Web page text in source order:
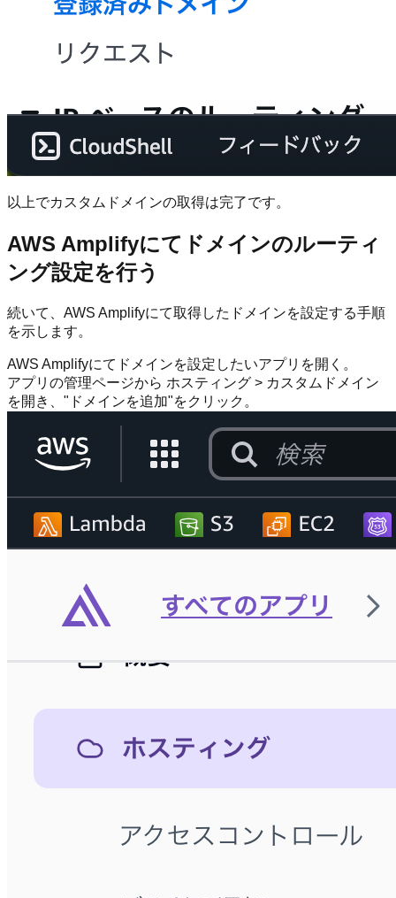
以上でカスタムドメインの取得は完了です。
AWS Amplifyにてドメインのルーティ
ング設定を行う
続いて、AWS Amplifyにて取得したドメインを設定する手順
を示します。
AWS Amplifyにてドメインを設定したいアプリを開く。
アプリの管理ページから ホスティング > カスタムドメイン
を開き、"ドメインを追加"をクリック。